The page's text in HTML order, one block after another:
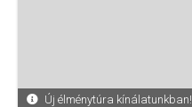
Új élménytúra kínálatunkban!